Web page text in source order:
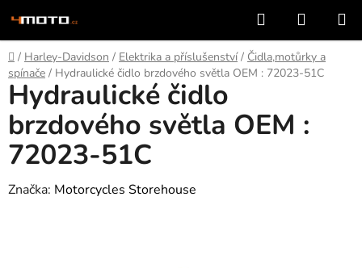
na
obsah
Hledat
KOŠÍK
Domů
/ Harley-Davidson / Elektrika a příslušenství / Čidla,motůrky a
spínače / Hydraulické čidlo brzdového světla OEM : 72023-51C
Hydraulické čidlo
brzdového světla OEM :
72023-51C
Značka: Motorcycles Storehouse